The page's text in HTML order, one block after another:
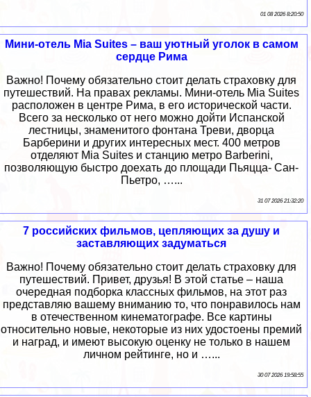
01 08 2026 8:20:50
Мини-отель Mia Suites – ваш уютный уголок в самом
сердце Рима
Важно! Почему обязательно стоит делать страховку для
путешествий. На правах рекламы. Мини-отель Mia Suites
расположен в центре Рима, в его исторической части.
Всего за несколько от него можно дойти Испанской
лестницы, знаменитого фонтана Треви, дворца
Барберини и других интересных мест. 400 метров
отделяют Mia Suites и станцию метро Barberini,
позволяющую быстро доехать до площади Пьяцца- Сан-
Пьетро, …...
31 07 2026 21:32:20
7 российских фильмов, цепляющих за душу и
заставляющих задуматься
Важно! Почему обязательно стоит делать страховку для
путешествий. Привет, друзья! В этой статье – наша
очередная подборка классных фильмов, на этот раз
представляю вашему вниманию то, что понравилось нам
в отечественном кинематографе. Все картины
относительно новые, некоторые из них удостоены премий
и наград, и имеют высокую оценку не только в нашем
личном рейтинге, но и …...
30 07 2026 19:58:55